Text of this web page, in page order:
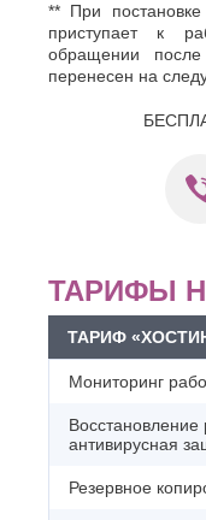
Москва
Мурманск
Муром
Мытищи
Ш
Шахты
Э
Электросталь
** При
приступает к
обращении
перенесен на
ТАРИФЫ
ТАРИФ
Мониторинг
Восстановление
антивирусная
Резервное